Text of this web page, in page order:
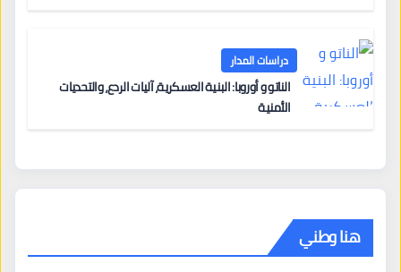
دراسات المدار
الناتو و أوروبا: البنية العسكرية، آليات الردع، والتحديات
الأمنية
هنا وطني